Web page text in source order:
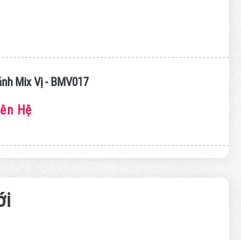
Mix Vị - BMV017
Hệ